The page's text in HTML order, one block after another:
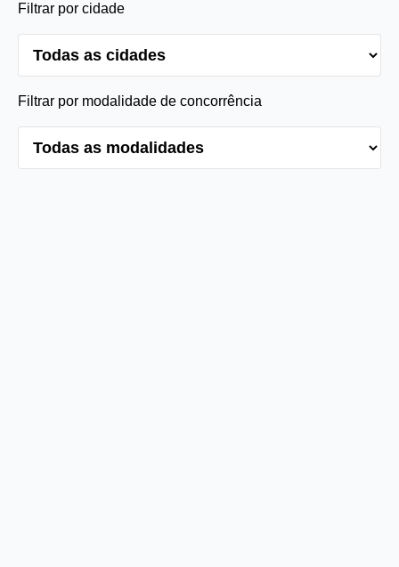
Filtrar por cidade
Filtrar por modalidade de concorrência